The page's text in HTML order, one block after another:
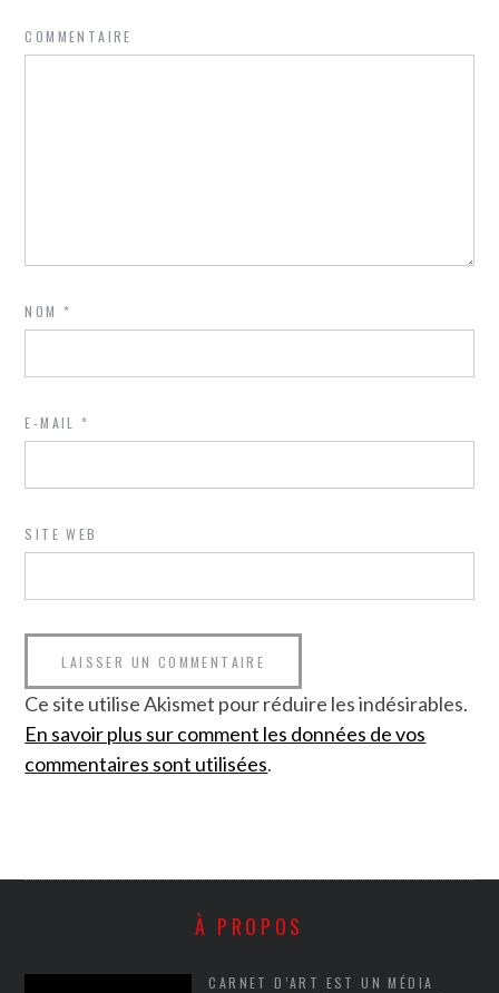
COMMENTAIRE
NOM*
E-MAIL*
SITE WEB
Ce site utilise Akismet pour réduire les indésirables.
En savoir plus sur comment les données de vos
commentaires sont utilisées.
À PROPOS
CARNET D’ART EST UN MÉDIA